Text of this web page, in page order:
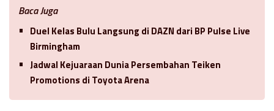
Baca Juga
Duel Kelas Bulu Langsung di DAZN dari BP Pulse Live
Birmingham
Jadwal Kejuaraan Dunia Persembahan Teiken
Promotions di Toyota Arena